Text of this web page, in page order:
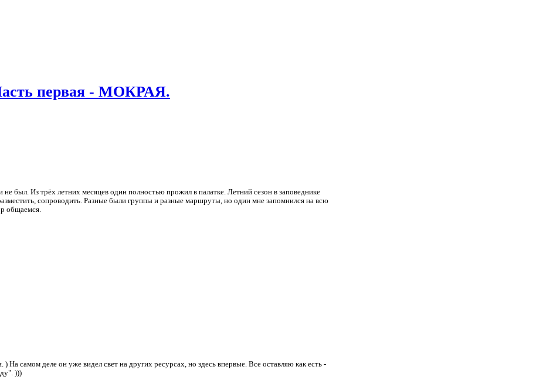
первая - МОКРАЯ.
был. Из трёх летних месяцев один полностью прожил в палатке. Летний сезон в заповеднике
сопроводить. Разные были группы и разные маршруты, но один мне запомнился на всю
общаемся.
На самом деле он уже видел свет на других ресурсах, но здесь впервые. Все оставляю как есть -
)))